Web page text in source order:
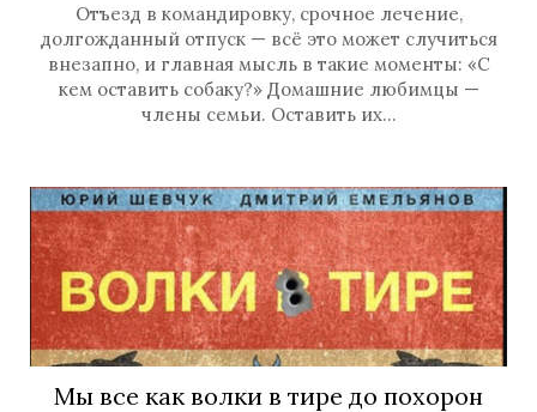
Отъезд в командировку, срочное лечение,
долгожданный отпуск — всё это может случиться
внезапно, и главная мысль в такие моменты: «С
кем оставить собаку?» Домашние любимцы —
члены семьи. Оставить их…
Мы все как волки в тире до похорон